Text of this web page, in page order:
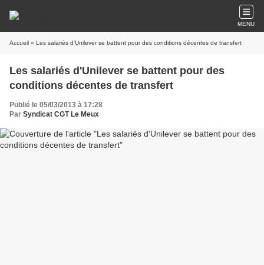
MENU
Accueil » Les salariés d'Unilever se battent pour des conditions décentes de transfert
Les salariés d'Unilever se battent pour des
conditions décentes de transfert
Publié le 05/03/2013 à 17:28
Par Syndicat CGT Le Meux